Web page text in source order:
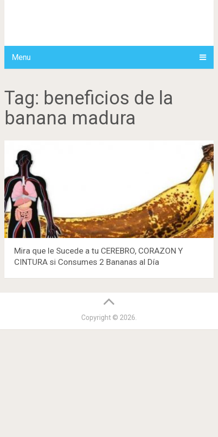
Menu
Tag: beneficios de la
banana madura
Mira que le Sucede a tu CEREBRO, CORAZON Y
CINTURA si Consumes 2 Bananas al Día
Copyright © 2026.